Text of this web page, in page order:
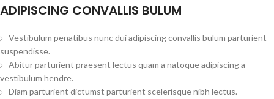
ADIPISCING CONVALLIS BULUM
Vestibulum penatibus nunc dui adipiscing convallis bulum parturient
suspendisse.
Abitur parturient praesent lectus quam a natoque adipiscing a
vestibulum hendre.
Diam parturient dictumst parturient scelerisque nibh lectus.